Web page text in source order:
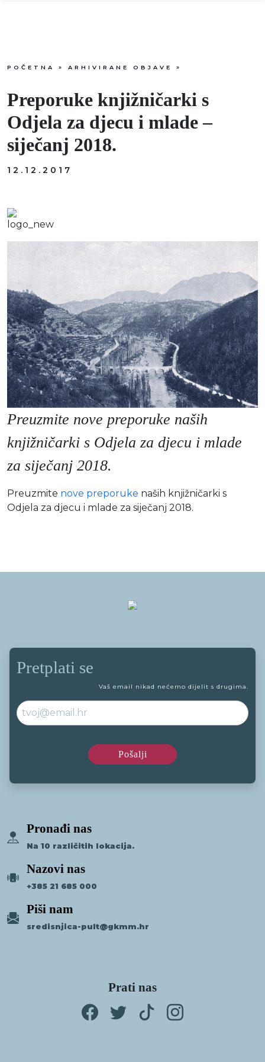
Događaji
Moj GKMM
English
POČETNA » ARHIVIRANE OBJAVE »
Preporuke knjižničarki s
Odjela za djecu i mlade –
siječanj 2018.
12.12.2017
Preuzmite nove preporuke naših
knjižničarki s Odjela za djecu i mlade
za siječanj 2018.
Preuzmite nove preporuke naših knjižničarki s
Odjela za djecu i mlade za siječanj 2018.
Pretplati se
Vaš email nikad nećemo dijelit s drugima.
Pronađi nas
Na 10 različitih lokacija.
Nazovi nas
+385 21 685 000
Piši nam
sredisnjica-pult@gkmm.hr
Prati nas